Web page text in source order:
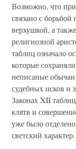
Возможно, что
связано с борьбой
верхушкой, а
религиозной
таблиц означало
которые
неписаные
судебных исков и
Законах XII
клятв и
уже было
светский характер.